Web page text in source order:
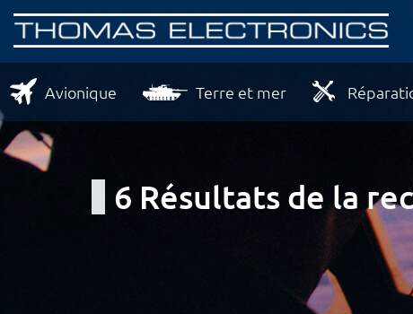
Avionique Terre et mer
6 Résultats de la